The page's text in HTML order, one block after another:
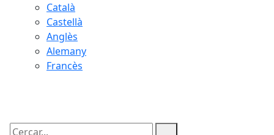
Català
Castellà
Anglès
Alemany
Francès